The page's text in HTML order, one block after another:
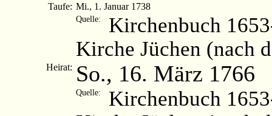
Taufe: Mi., 1. Januar 1738
Quelle:
Kirchenbuch
Kirche Jüchen (nach
Heirat: So., 16. März 1766
Quelle:
Kirchenbuch